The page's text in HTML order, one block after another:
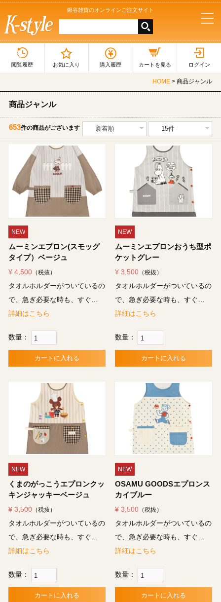
鍬谷雑貨のオンラインご注文サイト
閲覧履歴 お気に入り 購入履歴 カートを見る ログイン
HOME > 商品ジャンル
商品ジャンル
653件の商品がございます
NEW
ムーミンエプロン(スモッグ
タイプ）ベージュ
¥ 4,500 （税抜）
タオルホルダーがついているの
で、急ぎ必要な時も、すぐ…
詳細はこちら
数量：
カートに入れる
NEW
ムーミンエプロンおうち型ポ
ケットグレー
¥ 3,500 （税抜）
タオルホルダーがついているの
で、急ぎ必要な時も、すぐ…
詳細はこちら
数量：
カートに入れる
NEW
くまのがっこうエプロンクッ
キンジャッキーベージュ
¥ 3,500 （税抜）
タオルホルダーがついているの
で、急ぎ必要な時も、すぐ…
詳細はこちら
数量：
カートに入れる
NEW
OSAMU GOODSエプロンス
カイブルー
¥ 3,500 （税抜）
タオルホルダーがついているの
で、急ぎ必要な時も、すぐ…
詳細はこちら
数量：
カートに入れる